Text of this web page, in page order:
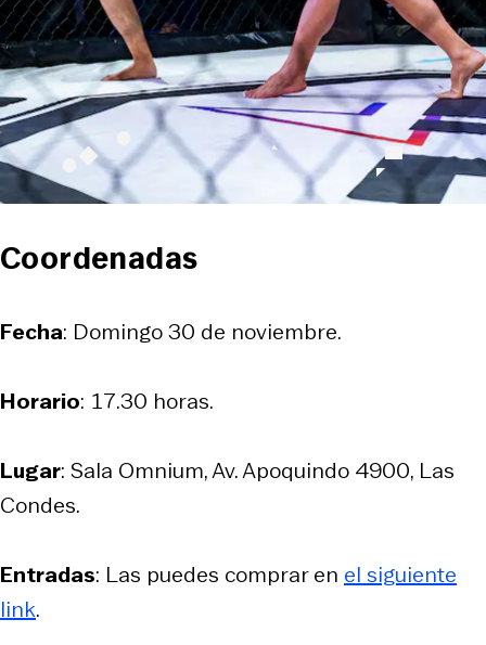
Coordenadas
Fecha: Domingo 30 de noviembre.
Horario: 17.30 horas.
Lugar: Sala Omnium, Av. Apoquindo 4900, Las
Condes.
Entradas: Las puedes comprar en el siguiente
link.